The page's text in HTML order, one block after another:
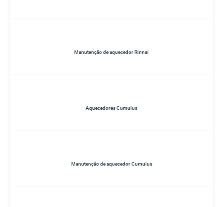
Manutenção de aquecedor Rinnai
Aquecedores Cumulus
Manutenção de aquecedor Cumulus